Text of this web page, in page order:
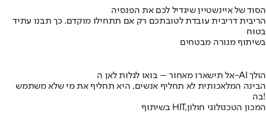
הסוד של איינשטיין שיגדיל לכם את הפנסיה
הריבית דריבית עובדת לטובתכם רק אם תתחילו מוקדם. כך תבנו עתיד
בטוח
בשיתוף מנורה מבטחים
אל תישארו מאחור – בואו לגלות לאן ה-AI הולך
הבינה המלאכותית לא תחליף אנשים, היא תחליף את מי שלא משתמש
בה!
בשיתוף HIT,המכון הטכנולוגי חולון